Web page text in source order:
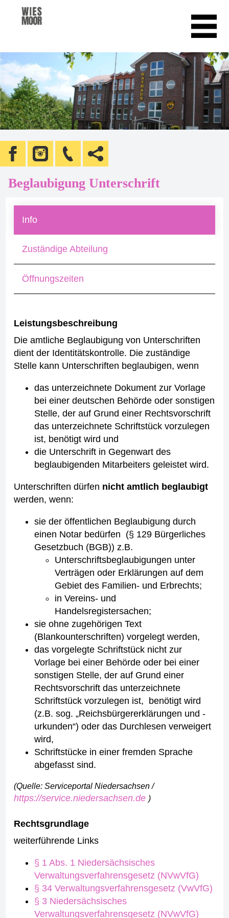
Beglaubigung Unterschrift
Info
Zuständige Abteilung
Öffnungszeiten
Leistungsbeschreibung
Die amtliche Beglaubigung von Unterschriften
dient der Identitätskontrolle. Die zuständige
Stelle kann Unterschriften beglaubigen, wenn
das unterzeichnete Dokument zur Vorlage
bei einer deutschen Behörde oder sonstigen
Stelle, der auf Grund einer Rechtsvorschrift
das unterzeichnete Schriftstück vorzulegen
ist, benötigt wird und
die Unterschrift in Gegenwart des
beglaubigenden Mitarbeiters geleistet wird.
Unterschriften dürfen nicht amtlich beglaubigt
werden, wenn:
sie der öffentlichen Beglaubigung durch
einen Notar bedürfen (§ 129 Bürgerliches
Gesetzbuch (BGB)) z.B.
Unterschriftsbeglaubigungen unter
Verträgen oder Erklärungen auf dem
Gebiet des Familien- und Erbrechts;
in Vereins- und
Handelsregistersachen;
sie ohne zugehörigen Text
(Blankounterschriften) vorgelegt werden,
das vorgelegte Schriftstück nicht zur
Vorlage bei einer Behörde oder bei einer
sonstigen Stelle, der auf Grund einer
Rechtsvorschrift das unterzeichnete
Schriftstück vorzulegen ist, benötigt wird
(z.B. sog. „Reichsbürgererklärungen und -
urkunden“) oder das Durchlesen verweigert
wird,
Schriftstücke in einer fremden Sprache
abgefasst sind.
(Quelle: Serviceportal Niedersachsen /
https://service.niedersachsen.de )
Rechtsgrundlage
weiterführende Links
§ 1 Abs. 1 Niedersächsisches
Verwaltungsverfahrensgesetz (NVwVfG)
§ 34 Verwaltungsverfahrensgesetz (VwVfG)
§ 3 Niedersächsisches
Verwaltungsverfahrensgesetz (NVwVfG)